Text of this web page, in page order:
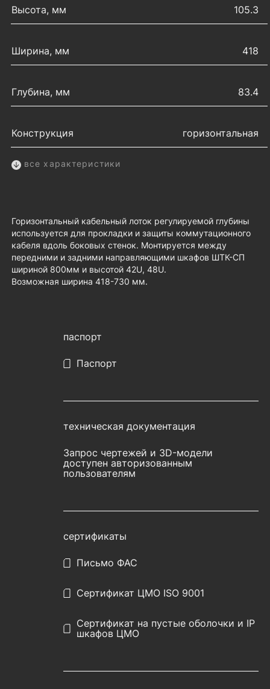
Высота, мм 105.3
Ширина, мм 418
Глубина, мм 83.4
Конструкция горизонтальная
все характеристики
Горизонтальный кабельный лоток регулируемой глубины
используется для прокладки и защиты коммутационного
кабеля вдоль боковых стенок. Монтируется между
передними и задними направляющими шкафов ШТК-СП
шириной 800мм и высотой 42U, 48U.
Возможная ширина 418-730 мм.
паспорт
Паспорт
техническая документация
Запрос чертежей и 3D-модели
доступен авторизованным
пользователям
сертификаты
Письмо ФАС
Сертификат ЦМО ISO 9001
Сертификат на пустые оболочки и IP
шкафов ЦМО